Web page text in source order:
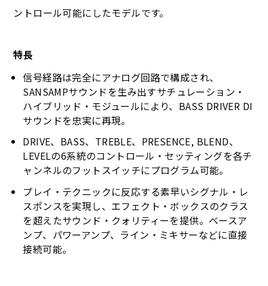
ントロール可能にしたモデルです。
特長
信号経路は完全にアナログ回路で構成され、
SANSAMPサウンドを生み出すサチュレーション・
ハイブリッド・モジュールにより、BASS DRIVER DI
サウンドを忠実に再現。
DRIVE、BASS、TREBLE、PRESENCE, BLEND、
LEVELの6系統のコントロール・セッティングを各チ
ャンネルのフットスイッチにプログラム可能。
プレイ・テクニックに反応する素早いシグナル・レ
スポンスを実現し、エフェクト・ボックスのクラス
を超えたサウンド・クォリティーを提供。ベースア
ンプ、パワーアンプ、ライン・ミキサーなどに直接
接続可能。